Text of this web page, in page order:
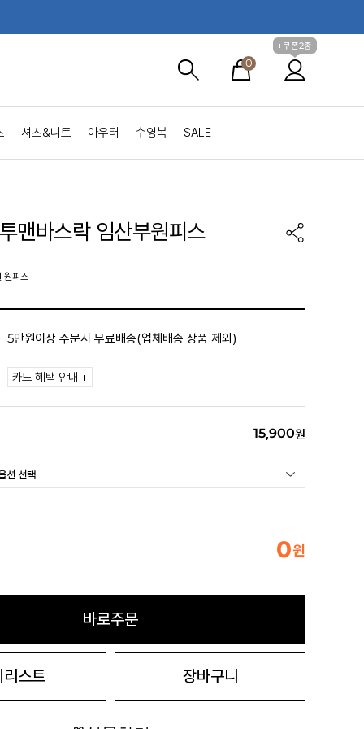
0
+쿠폰2종
셔츠&니트 아우터 수영복 SALE
맨바스락 임산부원피스
원피스
5만원이상 주문시 무료배송(업체배송 상품 제외)
카드 혜택 안내 +
15,900원
0원
바로주문
리스트 장바구니